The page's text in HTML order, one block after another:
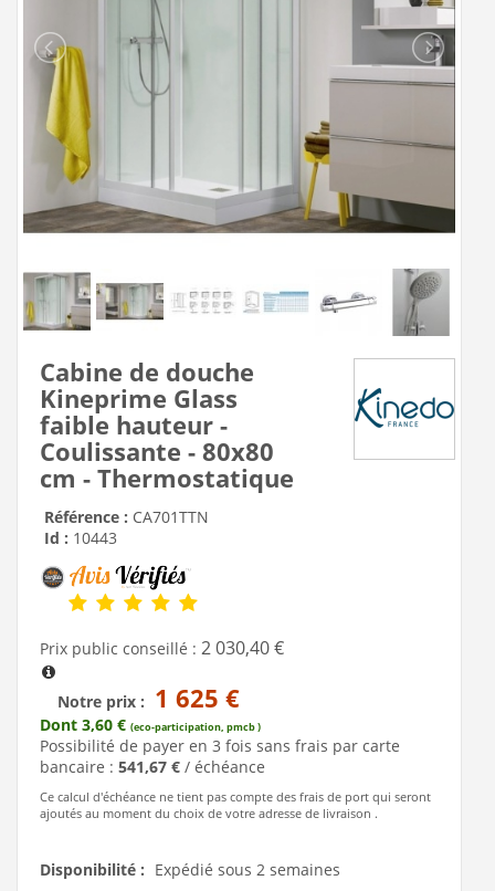
Cabine de douche
Kineprime Glass
faible hauteur -
Coulissante - 80x80
cm - Thermostatique
Référence : CA701TTN
Id : 10443
Prix public conseillé : 2 030,40 €
Notre prix : 1 625 €
Dont 3,60 € (eco-participation, pmcb )
Possibilité de payer en 3 fois sans frais par carte
bancaire : 541,67 € / échéance
Ce calcul d'échéance ne tient pas compte des frais de port qui seront
ajoutés au moment du choix de votre adresse de livraison .
Disponibilité : Expédié sous 2 semaines